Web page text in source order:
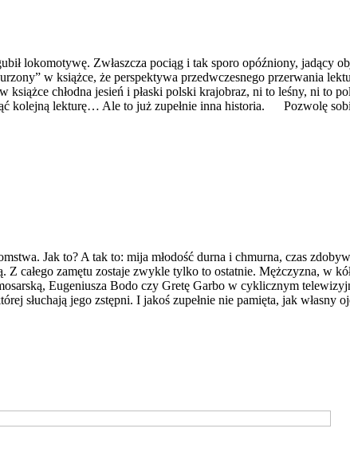
Zwłaszcza pociąg i tak sporo opóźniony, jadący
w książce, że perspektywa przedwczesnego przerwania
chłodna jesień i płaski polski krajobraz, ni to leśny, ni to
kolejną lekturę… Ale to już zupełnie inna historia. Pozwolę
Jak to? A tak to: mija młodość durna i chmurna, czas
całego zamętu zostaje zwykle tylko to ostatnie. Mężczyzna, w
Eugeniusza Bodo czy Gretę Garbo w cyklicznym
jego zstępni. I jakoś zupełnie nie pamięta, jak własny